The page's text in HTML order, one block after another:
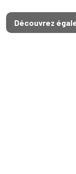
Découvrez